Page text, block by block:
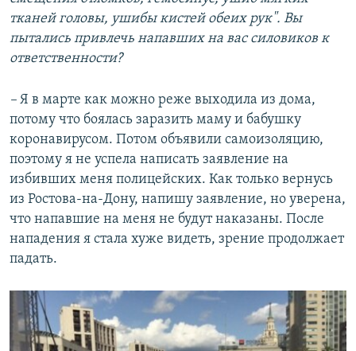
тканей головы, ушибы кистей обеих рук". Вы
пытались привлечь напавших на вас силовиков к
ответственности?
– Я в марте как можно реже выходила из дома,
потому что боялась заразить маму и бабушку
коронавирусом. Потом объявили самоизоляцию,
поэтому я не успела написать заявление на
избивших меня полицейских. Как только вернусь
из Ростова-на-Дону, напишу заявление, но уверена,
что напавшие на меня не будут наказаны. После
нападения я стала хуже видеть, зрение продолжает
падать.